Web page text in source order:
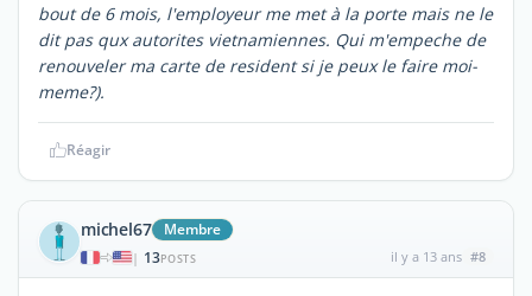
bout de 6 mois, l'employeur me met à la porte mais ne le
dit pas qux autorites vietnamiennes. Qui m'empeche de
renouveler ma carte de resident si je peux le faire moi-
meme?).
Réagir
michel67 Membre
| 13POSTS il y a 13 ans #8